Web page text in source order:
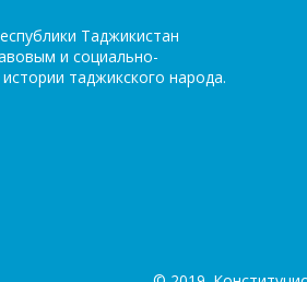
Таджикистан
и социально-
таджикского народа.